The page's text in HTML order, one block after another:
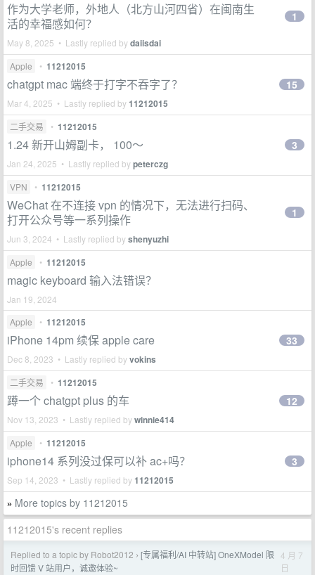
作为大学老师，外地人（北方山河四省）在闽南生
活的幸福感如何？
May 8, 2025 • Lastly replied bydaiisdai
1
Apple • 11212015
chatgpt mac 端终于打字不吞字了？
Mar 4, 2025 • Lastly replied by11212015
15
二手交易 • 11212015
1.24 新开山姆副卡， 100～
Jan 24, 2025 • Lastly replied bypeterczg
3
VPN • 11212015
WeChat 在不连接 vpn 的情况下，无法进行扫码、
打开公众号等一系列操作
Jun 3, 2024 • Lastly replied byshenyuzhi
1
Apple • 11212015
magic keyboard 输入法错误？
Jan 19, 2024
Apple
• 11212015
iPhone 14pm 续保 apple care
Dec 8, 2023 • Lastly replied byvokins
33
二手交易 • 11212015
蹲一个 chatgpt plus 的车
Nov 13, 2023 • Lastly replied bywinnie414
12
Apple • 11212015
iphone14 系列没过保可以补 ac+吗？
Sep 14, 2023 • Lastly replied by11212015
3
» More topics by 11212015
11212015's recent replies
Replied to a topic by Robot2012 › [专属福利/AI 中转站] OneXModel 限
时回馈 V 站用户，诚邀体验~
4 月 7
日